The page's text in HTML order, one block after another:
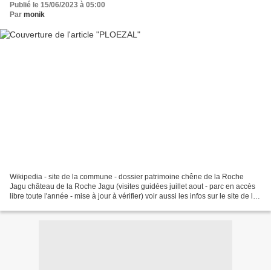
Publié le 15/06/2023 à 05:00
Par monik
Wikipedia - site de la commune - dossier patrimoine chêne de la Roche
Jagu château de la Roche Jagu (visites guidées juillet aout - parc en accès
libre toute l'année - mise à jour à vérifier) voir aussi les infos sur le site de la